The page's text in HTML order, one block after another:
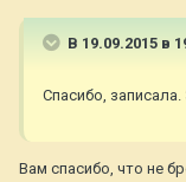
В 19.09.2015 в
Спасибо,
Вам спасибо, что не